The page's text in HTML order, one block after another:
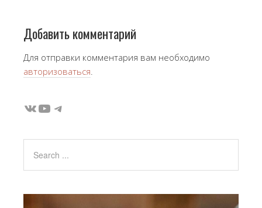
Добавить комментарий
Для отправки комментария вам необходимо
авторизоваться.
ВКонтакте
YouTube
Telegram